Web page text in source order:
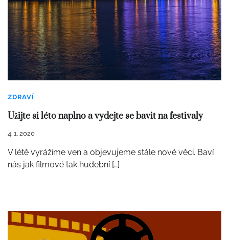
ZDRAVÍ
Užijte si léto naplno a vydejte se bavit na festivaly
4. 1. 2020
V létě vyrážíme ven a objevujeme stále nové věci. Baví
nás jak filmové tak hudební […]